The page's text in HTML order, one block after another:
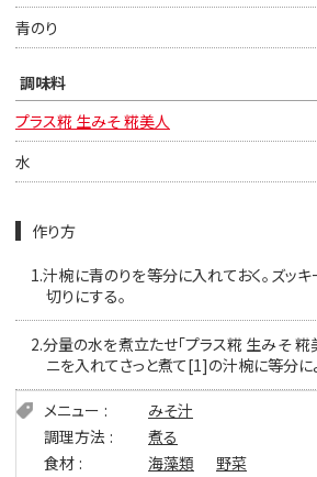
青のり
調味料
プラス糀 生みそ 糀美人
水
作り方
1.汁椀に青のりを等分に入れておく。ズッ
切りにする。
2.分量の水を煮立たせ「プラス糀 生みそ 糀
ニを入れてさっと煮て[1]の汁椀に等分に
メニュー
みそ汁
調理方法
煮る
食材
海藻類 野菜